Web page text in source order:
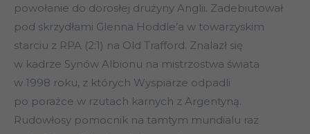
powołanie do dorosłej drużyny Anglii. Zadebiutował
pod skrzydłami Glenna Hoddle’a w towarzyskim
starciu z RPA (2:1) na Old Trafford. Znalazł się
w kadrze Synów Albionu na mistrzostwa świata
w 1998 roku, z których Wyspiarze odpadli
po porażce w rzutach karnych z Argentyną.
Rudowłosy pomocnik na tamtym mundialu raz